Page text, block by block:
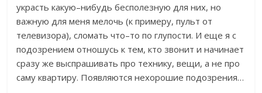
украсть какую–нибудь бесполезную для них, но
важную для меня мелочь (к примеру, пульт от
телевизора), сломать что–то по глупости. И еще я с
подозрением отношусь к тем, кто звонит и начинает
сразу же выспрашивать про технику, вещи, а не про
саму квартиру. Появляются нехорошие подозрения…